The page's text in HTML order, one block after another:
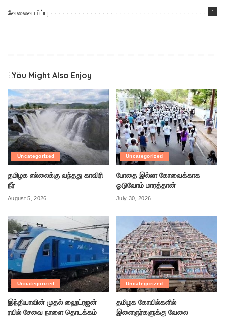
வேலைவாய்ப்பு 1
You Might Also Enjoy
Uncategorized
தமிழக எல்லைக்கு வந்தது காவிரி
நீர்
August 5, 2026
Uncategorized
போதை இல்லா கோவைக்காக
ஓடுவோம் மாரத்தான்
July 30, 2026
Uncategorized
இந்தியாவின் முதல் ஹைட்ரஜன்
ரயில் சேவை நாளை தொடக்கம்
Uncategorized
தமிழக கோயில்களில்
இளைஞர்களுக்கு வேலை